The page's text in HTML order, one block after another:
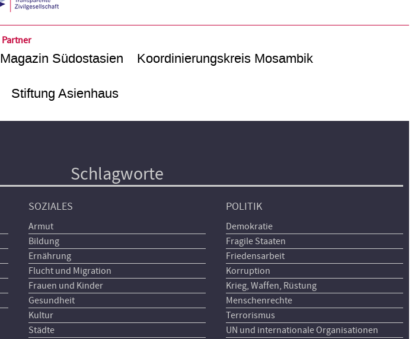
Partner
Magazin Südostasien Koordinierungskreis Mosambik
Stiftung Asienhaus
Schlagworte
SOZIALES
Armut
Bildung
Ernährung
Flucht und Migration
Frauen und Kinder
Gesundheit
Kultur
Städte
POLITIK
Demokratie
Fragile Staaten
Friedensarbeit
Korruption
Krieg, Waffen, Rüstung
Menschenrechte
Terrorismus
UN und internationale Organisationen